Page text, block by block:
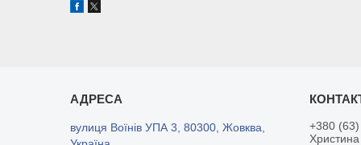
вулиця Воїнів УПА 3, 80300, Жовква,
+380
Христина